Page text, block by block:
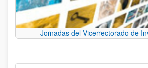
Jornadas del Vicerrectorado de